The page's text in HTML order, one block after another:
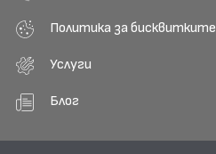
Политика за бисквитките
Услуги
Блог